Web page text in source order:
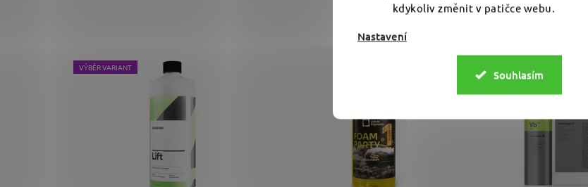
kdykoliv změnit v patičce webu.
Nastavení
Souhlasím
Související produkty
VÝBĚR VARIANT